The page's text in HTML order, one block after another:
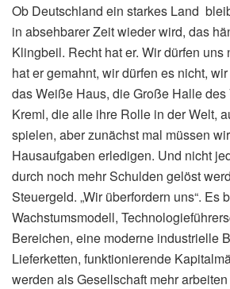
Ob Deutschland ein starkes Land
in absehbarer Zeit wieder wird, das
Klingbeil. Recht hat er. Wir dürfen uns
hat er gemahnt, wir dürfen es nicht,
das Weiße Haus, die Große Halle des
Kreml, die alle ihre Rolle in der Welt,
spielen, aber zunächst mal müssen
Hausaufgaben erledigen. Und nicht
durch noch mehr Schulden gelöst
Steuergeld. „Wir überfordern uns“. Es
Wachstumsmodell,
Bereichen, eine moderne industrielle
Lieferketten, funktionierende
werden als Gesellschaft mehr arbeiten